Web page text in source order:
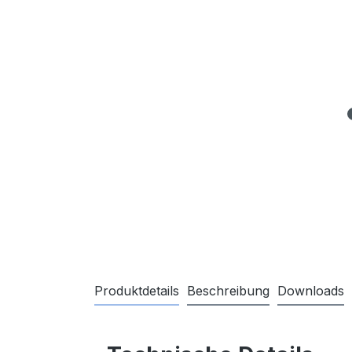
Produktdetails Beschreibung Downloads